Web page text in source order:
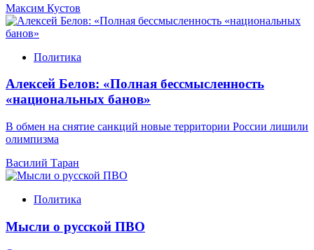
Максим Кустов
Политика
Алексей Белов: «Полная бессмысленность
«национальных банов»
В обмен на снятие санкций новые территории России лишили
олимпизма
Василий Таран
Политика
Мысли о русской ПВО